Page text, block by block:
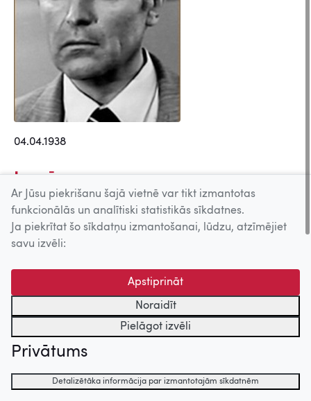
04.04.1938
Lomās
Paradīzes atslēgas (1975)
Jūras vārti (1974)
Vārnu ielas republika (1970)
"Ciklons" sāksies naktī (1966)
Lomās/Epizodēs
Zītaru dzimta (Vecā jūrnieku
ligzda) (1989)
Trīs minūšu lidojums (1979)
Šahs briljantu karalienei (1973)
Ar Jūsu piekrišanu šajā vietnē var tikt izmantotas
funkcionālās un analītiski statistikās sīkdatnes.
Ja piekrītat šo sīkdatņu izmantošanai, lūdzu, atzīmējiet
savu izvēli:
Apstiprināt
Noraidīt
Pielāgot izvēli
Privātums
Detalizētāka informācija par izmantotajām sīkdatnēm